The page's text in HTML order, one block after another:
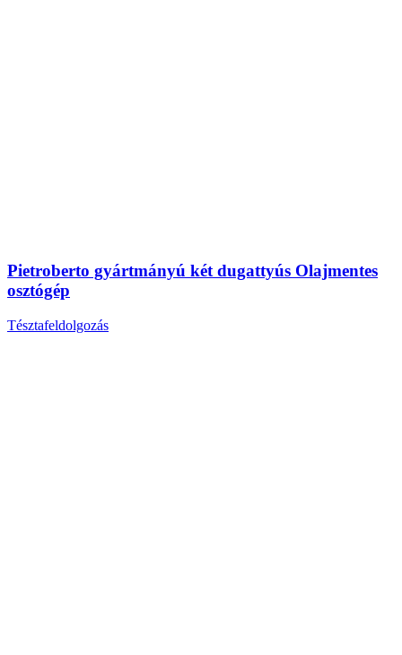
Pietroberto gyártmányú két dugattyús Olajmentes
osztógép
Tésztafeldolgozás